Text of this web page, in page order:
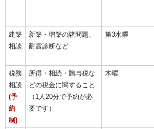
建築
相談
新築・増築の諸問題、
耐震診断など
第3水曜
税務
相談
(予
約
制)
所得・相続・贈与税な
どの税金に関すること
（1人20分で予約が必
要です）
木曜